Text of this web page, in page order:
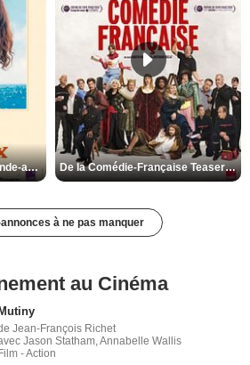
Les Matins merveilleux Bande-annonce VF De la Comédie-Française Teaser VF
à ne pas manquer
au Cinéma
Jean-François Richet
Jason Statham, Annabelle Wallis
- Action